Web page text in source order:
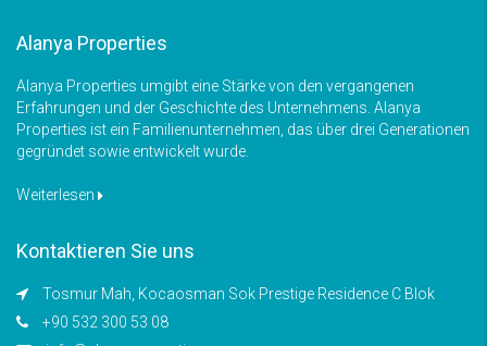
Alanya Properties
Alanya Properties umgibt eine Stärke von den vergangenen
Erfahrungen und der Geschichte des Unternehmens. Alanya
Properties ist ein Familienunternehmen, das über drei Generationen
gegründet sowie entwickelt wurde.
Weiterlesen
Kontaktieren Sie uns
Tosmur Mah, Kocaosman Sok Prestige Residence C Blok
+90 532 300 53 08